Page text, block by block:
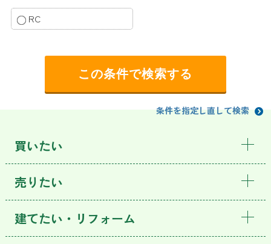
RC
条件を指定し直して検索
買いたい
売りたい
建てたい・リフォーム